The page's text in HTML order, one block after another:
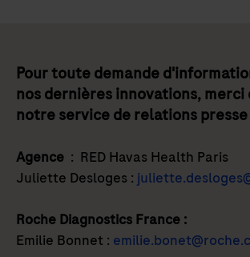
Pour toute demande
nos dernières innovations,
notre service de relations presse
Agence : RED Havas Health Paris
Juliette Desloges :
Roche Diagnostics France :
Emilie Bonnet :